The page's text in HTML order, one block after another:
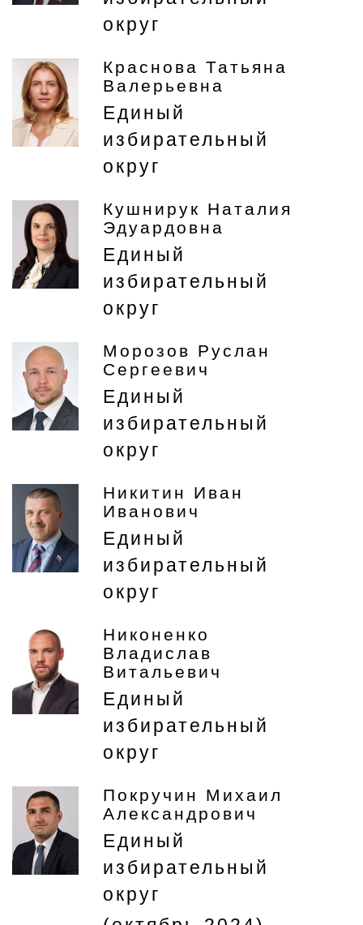
округ
Краснова Татьяна
Валерьевна
Единый
избирательный
округ
Кушнирук Наталия
Эдуардовна
Единый
избирательный
округ
Морозов Руслан
Сергеевич
Единый
избирательный
округ
Никитин Иван
Иванович
Единый
избирательный
округ
Никоненко
Владислав
Витальевич
Единый
избирательный
округ
Покручин Михаил
Александрович
Единый
избирательный
округ